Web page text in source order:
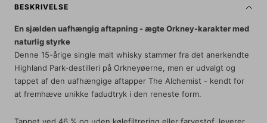
BESKRIVELSE
En sjælden uafhængig aftapning - ægte Orkney-karakter med
naturlig styrke
Denne 15-årige single malt whisky stammer fra det anerkendte
Highland Park-destilleri på Orkneyøerne, men er udvalgt og
tappet af den uafhængige aftapper The Alchemist - kendt for
at fremhæve unikke fadudtryk i den reneste form.
Tappet ved 46 % og uden kølefiltrering eller farvestof, leverer